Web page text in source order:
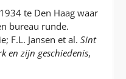
te Den Haag waar
bureau runde.
F.L. Jansen et al.Sint
en zijn geschiedenis,